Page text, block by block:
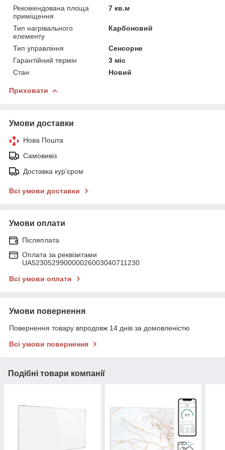
Рекомендована площа
приміщення
7 кв.м
Тип нагрівального
елементу
Карбоновий
Тип управління
Сенсорне
Гарантійний термін
3 міс
Стан
Новий
Приховати
Умови доставки
Нова Пошта
Самовивіз
Доставка кур'єром
Всі умови доставки
Умови оплати
Післяплата
Оплата за реквізитами
UA523052990000026003040711230
Всі умови оплати
Умови повернення
Повернення товару впродовж 14 днів за домовленістю
Всі умови повернення
Подібні товари компанії